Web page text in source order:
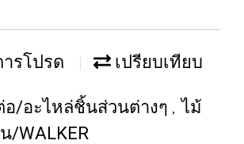
รโปรด เปรียบเทียบ
อ/อะไหล่ชิ้นส่วนต่างๆ , ไม้
/WALKER